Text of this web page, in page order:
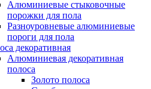
Алюминиевые стыковочные
порожки для пола
Разноуровневые алюминиевые
пороги для пола
декоративная
Алюминиевая декоративная
полоса
Золото полоса